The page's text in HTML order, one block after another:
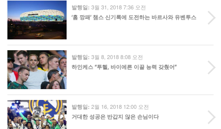
발행일: 3월 31, 2018 7:36 오전
‘홈 깡패’ 챔스 신기록에 도전하는 바르사와 유벤투스
발행일: 3월 8, 2018 8:08 오전
하인케스 “투헬, 바이에른 이끌 능력 갖췄어”
발행일: 2월 16, 2018 12:00 오전
거대한 성공은 반갑지 않은 손님이다